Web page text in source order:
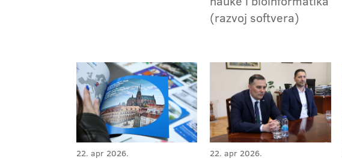
(razvoj softvera)
22. apr 2026. 22. apr 2026.